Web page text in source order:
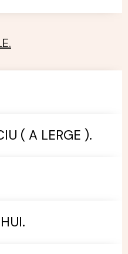
( A LERGE ).